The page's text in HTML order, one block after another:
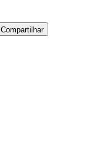
Compartilhar